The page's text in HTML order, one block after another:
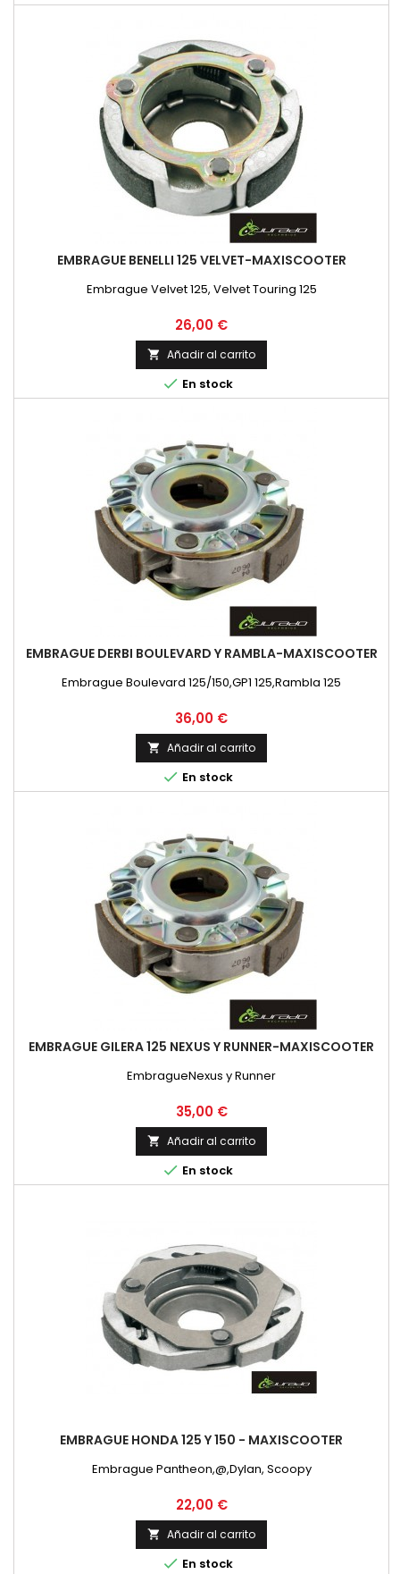
EMBRAGUE BENELLI 125 VELVET-MAXISCOOTER
Embrague Velvet 125, Velvet Touring 125
Precio
26,00 €
 Añadir al carrito
 En stock
EMBRAGUE DERBI BOULEVARD Y RAMBLA-MAXISCOOTER
Embrague Boulevard 125/150,GP1 125,Rambla 125
Precio
36,00 €
 Añadir al carrito
 En stock
EMBRAGUE GILERA 125 NEXUS Y RUNNER-MAXISCOOTER
EmbragueNexus y Runner
Precio
35,00 €
 Añadir al carrito
 En stock
EMBRAGUE HONDA 125 Y 150 - MAXISCOOTER
Embrague Pantheon,@,Dylan, Scoopy
Precio
22,00 €
 Añadir al carrito
 En stock